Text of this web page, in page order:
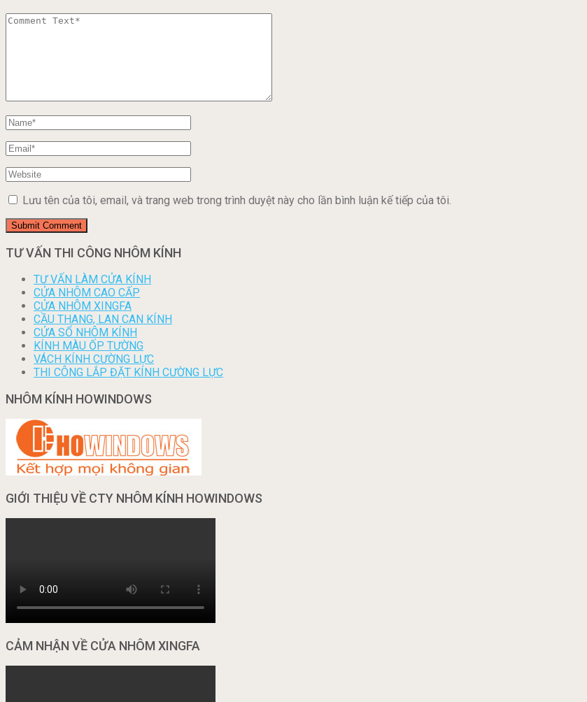
Lưu tên của tôi, email, và trang web trong trình duyệt này cho lần bình luận kế tiếp của tôi.
TƯ VẤN THI CÔNG NHÔM KÍNH
TƯ VẤN LÀM CỬA KÍNH
CỬA NHÔM CAO CẤP
CỬA NHÔM XINGFA
CẦU THANG, LAN CAN KÍNH
CỬA SỔ NHÔM KÍNH
KÍNH MÀU ỐP TƯỜNG
VÁCH KÍNH CƯỜNG LỰC
THI CÔNG LẮP ĐẶT KÍNH CƯỜNG LỰC
NHÔM KÍNH HOWINDOWS
GIỚI THIỆU VỀ CTY NHÔM KÍNH HOWINDOWS
CẢM NHẬN VỀ CỬA NHÔM XINGFA